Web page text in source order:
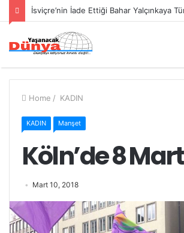
Home / KADIN
KADIN Manşet
Köln’de 8 Mart
Mart 10, 2018